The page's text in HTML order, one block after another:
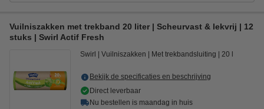
Vuilniszakken met trekband 20 liter | Scheurvast & lekvrij | 12
stuks | Swirl Actif Fresh
Swirl Vuilniszakken Met trekbandsluiting 20 l
Bekijk de specificaties en beschrijving
Direct leverbaar
Nu bestellen is maandag in huis